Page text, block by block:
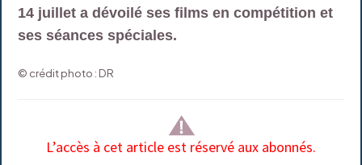
14 juillet a dévoilé ses films en compétition et
ses séances spéciales.
© crédit photo : DR
L’accès à cet article est réservé aux abonnés.